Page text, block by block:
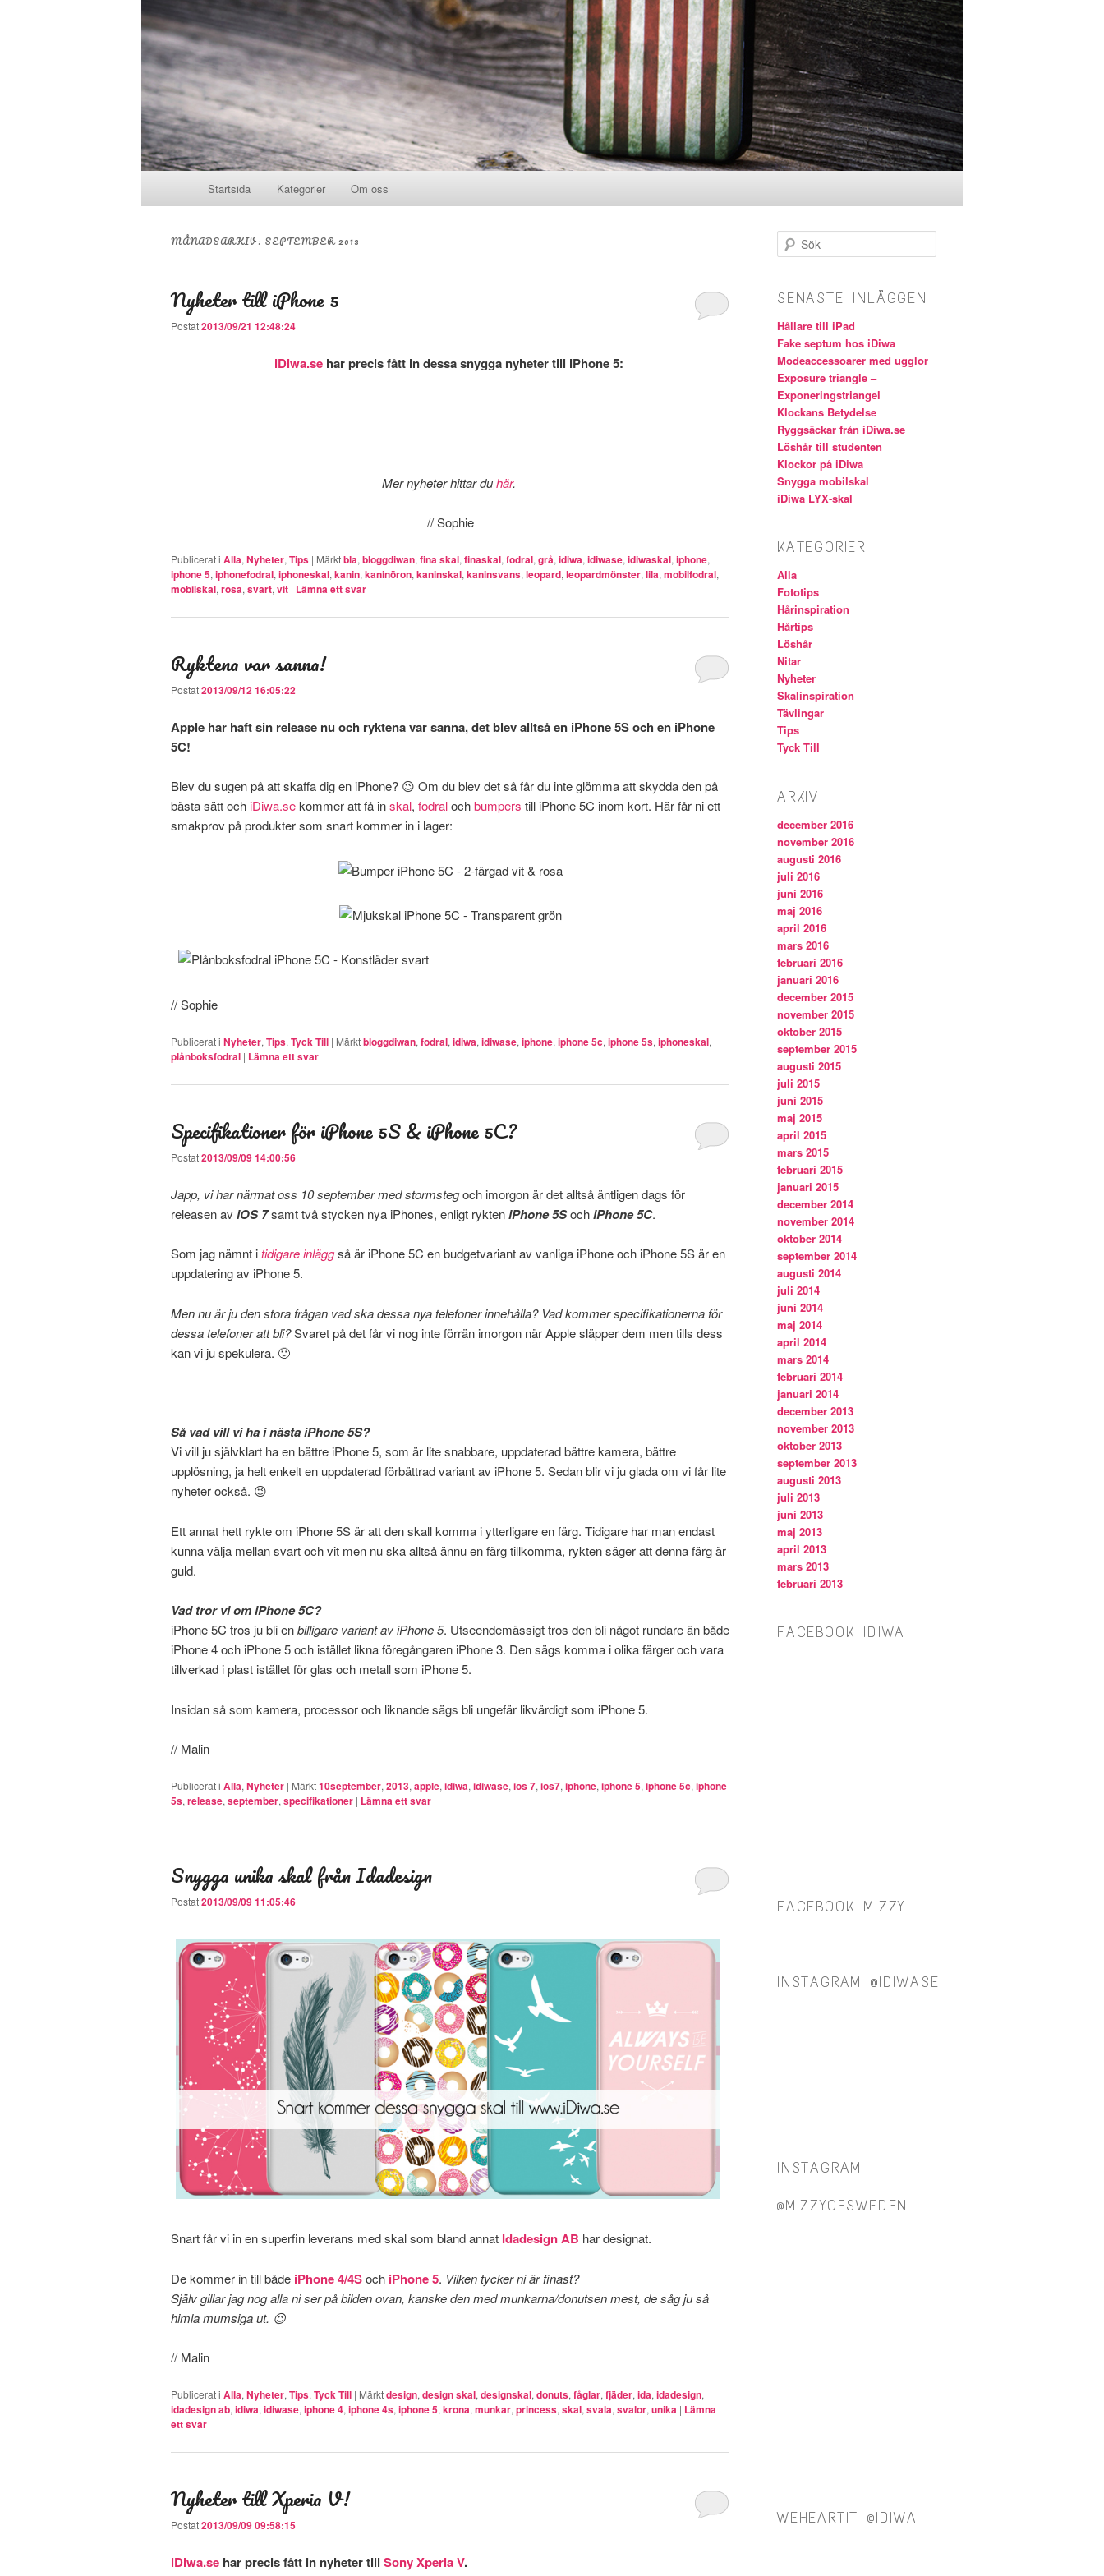
Hoppa till huvudinnehåll
Hoppa till sekundärt innehåll
Startsida Kategorier Om oss
MÅNADSARKIV: SEPTEMBER 2013
Nyheter till iPhone 5
Postat2013/09/21 12:48:24
iDiwa.sehar precis fått in dessa snygga nyheter till iPhone 5:
Mer nyheter hittar duhär.
// Sophie
Publicerat i Alla, Nyheter, Tips | Märktbla, bloggdiwan, fina skal, finaskal, fodral, grå, idiwa, idiwase, idiwaskal, iphone,
iphone 5, iphonefodral, iphoneskal, kanin, kaninöron, kaninskal, kaninsvans, leopard, leopardmönster, lila, mobilfodral,
mobilskal, rosa, svart, vit | Lämna ett svar
Ryktena var sanna!
Postat2013/09/12 16:05:22
Apple har haft sin release nu och ryktena var sanna, det blev alltså en iPhone 5S och en iPhone
5C!
Blev du sugen på att skaffa dig en iPhone? 😉 Om du blev det så får du inte glömma att skydda den på
bästa sätt och iDiwa.sekommer att få inskal, fodralochbumpers till iPhone 5C inom kort. Här får ni ett
smakprov på produkter som snart kommer in i lager:
// Sophie
Publicerat i Nyheter, Tips, Tyck Till | Märktbloggdiwan, fodral, idiwa, idiwase, iphone, iphone 5c, iphone 5s, iphoneskal,
plånboksfodral | Lämna ett svar
Specifikationer för iPhone 5S & iPhone 5C?
Postat2013/09/09 14:00:56
Japp, vi har närmat oss 10 september med stormstegoch imorgon är det alltså äntligen dags för
releasen av iOS 7samt två stycken nya iPhones, enligt rykteniPhone 5SochiPhone 5C.
Som jag nämnt itidigare inläggså är iPhone 5C en budgetvariant av vanliga iPhone och iPhone 5S är en
uppdatering av iPhone 5.
Men nu är ju den stora frågan vad ska dessa nya telefoner innehålla? Vad kommer specifikationerna för
dessa telefoner att bli?Svaret på det får vi nog inte förrän imorgon när Apple släpper dem men tills dess
kan vi ju spekulera. 🙂
Så vad vill vi ha i nästa iPhone 5S?
Vi vill ju självklart ha en bättre iPhone 5, som är lite snabbare, uppdaterad bättre kamera, bättre
upplösning, ja helt enkelt en uppdaterad förbättrad variant av iPhone 5. Sedan blir vi ju glada om vi får lite
nyheter också. 😉
Ett annat hett rykte om iPhone 5S är att den skall komma i ytterligare en färg. Tidigare har man endast
kunna välja mellan svart och vit men nu ska alltså ännu en färg tillkomma, rykten säger att denna färg är
guld.
Vad tror vi om iPhone 5C?
iPhone 5C tros ju bli enbilligare variant av iPhone 5. Utseendemässigt tros den bli något rundare än både
iPhone 4 och iPhone 5 och istället likna föregångaren iPhone 3. Den sägs komma i olika färger och vara
tillverkad i plast istället för glas och metall som iPhone 5.
Insidan så som kamera, processor och liknande sägs bli ungefär likvärdigt som iPhone 5.
// Malin
Publicerat i Alla, Nyheter | Märkt10september, 2013, apple, idiwa, idiwase, ios 7, ios7, iphone, iphone 5, iphone 5c, iphone
5s, release, september, specifikationer | Lämna ett svar
Snygga unika skal från Idadesign
Postat2013/09/09 11:05:46
Snart får vi in en superfin leverans med skal som bland annat Idadesign AB har designat.
De kommer in till både iPhone 4/4Soch iPhone 5. Vilken tycker ni är finast?
Själv gillar jag nog alla ni ser på bilden ovan, kanske den med munkarna/donutsen mest, de såg ju så
himla mumsiga ut. 😉
// Malin
Publicerat i Alla,Nyheter,Tips,Tyck Till | Märktdesign,design skal,designskal,donuts,fåglar,fjäder,ida,idadesign,
idadesign ab,idiwa,idiwase,iphone 4,iphone 4s,iphone 5,krona,munkar,princess,skal,svala,svalor,unika | Lämna
ett svar
Nyheter till Xperia V!
Postat2013/09/09 09:58:15
iDiwa.se har precis fått in nyheter till Sony Xperia V.
Sök
SENASTE INLÄGGEN
Hållare till iPad
Fake septum hos iDiwa
Modeaccessoarer med ugglor
Exposure triangle –
Exponeringstriangel
Klockans Betydelse
Ryggsäckar från iDiwa.se
Löshår till studenten
Klockor på iDiwa
Snygga mobilskal
iDiwa LYX-skal
KATEGORIER
Alla
Fototips
Hårinspiration
Hårtips
Löshår
Nitar
Nyheter
Skalinspiration
Tävlingar
Tips
Tyck Till
ARKIV
december 2016
november 2016
augusti 2016
juli 2016
juni 2016
maj 2016
april 2016
mars 2016
februari 2016
januari 2016
december 2015
november 2015
oktober 2015
september 2015
augusti 2015
juli 2015
juni 2015
maj 2015
april 2015
mars 2015
februari 2015
januari 2015
december 2014
november 2014
oktober 2014
september 2014
augusti 2014
juli 2014
juni 2014
maj 2014
april 2014
mars 2014
februari 2014
januari 2014
december 2013
november 2013
oktober 2013
september 2013
augusti 2013
juli 2013
juni 2013
maj 2013
april 2013
mars 2013
februari 2013
FACEBOOK IDIWA
FACEBOOK MIZZY
INSTAGRAM @IDIWASE
INSTAGRAM
@MIZZYOFSWEDEN
WEHEARTIT @IDIWA